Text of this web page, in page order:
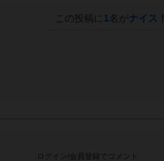
この投稿に 1 名がナイス！
ログイン/会員登録でコメント